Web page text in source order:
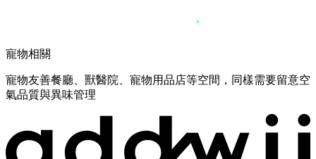
寵物相關
寵物友善餐廳、獸醫院、寵物用品店等空間，同樣需要留意空
氣品質與異味管理